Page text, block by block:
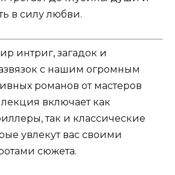
в силу любви.
интриг, загадок и
с нашим огромным
романов от мастеров
включает как
так и классические
увлекут вас своими
сюжета.